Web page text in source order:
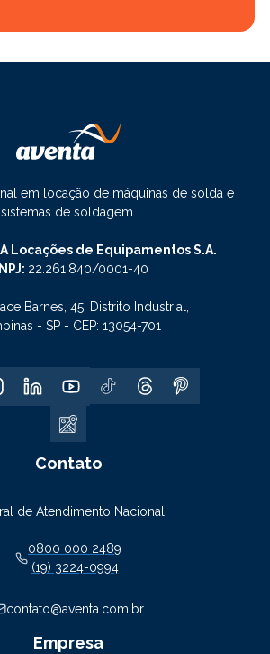
em locação de máquinas de solda e
sistemas de soldagem.
Locações de Equipamentos S.A.
22.261.840/0001-40
Barnes, 45, Distrito Industrial,
- SP - CEP: 13054-701
Contato
de Atendimento Nacional
0800 000 2489
(19) 3224-0994
contato@aventa.com.br
Empresa